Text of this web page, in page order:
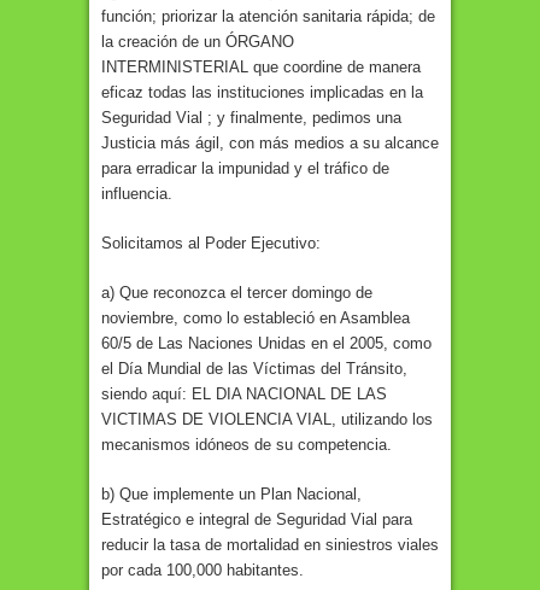
función; priorizar la atención sanitaria rápida; de
la creación de un ÓRGANO
INTERMINISTERIAL que coordine de manera
eficaz todas las instituciones implicadas en la
Seguridad Vial ; y finalmente, pedimos una
Justicia más ágil, con más medios a su alcance
para erradicar la impunidad y el tráfico de
influencia.
Solicitamos al Poder Ejecutivo:
a) Que reconozca el tercer domingo de
noviembre, como lo estableció en Asamblea
60/5 de Las Naciones Unidas en el 2005, como
el Día Mundial de las Víctimas del Tránsito,
siendo aquí: EL DIA NACIONAL DE LAS
VICTIMAS DE VIOLENCIA VIAL, utilizando los
mecanismos idóneos de su competencia.
b) Que implemente un Plan Nacional,
Estratégico e integral de Seguridad Vial para
reducir la tasa de mortalidad en siniestros viales
por cada 100,000 habitantes.